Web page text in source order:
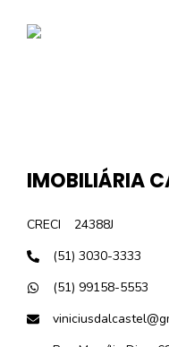
IMOBILIÁRIA
CRECI
24388J
(51) 3030-3333
(51) 99158-5553